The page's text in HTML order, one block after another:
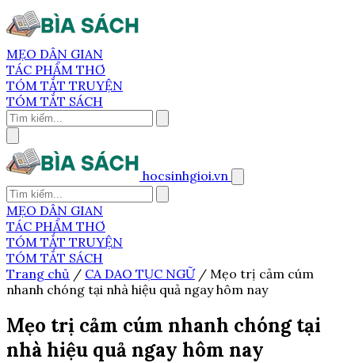
MẸO DÂN GIAN
TÁC PHẨM THƠ
TÓM TẮT TRUYỆN
TÓM TẮT SÁCH
hocsinhgioi.vn
MẸO DÂN GIAN
TÁC PHẨM THƠ
TÓM TẮT TRUYỆN
TÓM TẮT SÁCH
Trang chủ / CA DAO TỤC NGỮ / Mẹo trị cảm cúm
nhanh chóng tại nhà hiệu quả ngay hôm nay
Mẹo trị cảm cúm nhanh chóng tại
nhà hiệu quả ngay hôm nay